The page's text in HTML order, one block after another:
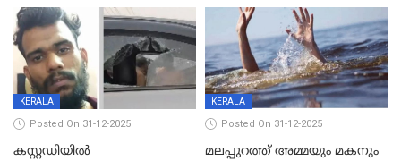
KERALA
Posted On 31-12-2025
കസ്റ്റഡിയിൽ
KERALA
Posted On 31-12-2025
മലപ്പുറത്ത് അമ്മയും മകനും